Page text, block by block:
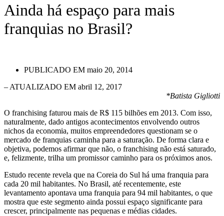
Ainda há espaço para mais
franquias no Brasil?
PUBLICADO EM maio 20, 2014
– ATUALIZADO EM abril 12, 2017
*Batista Gigliotti
O franchising faturou mais de R$ 115 bilhões em 2013. Com isso,
naturalmente, dado antigos acontecimentos envolvendo outros
nichos da economia, muitos empreendedores questionam se o
mercado de franquias caminha para a saturação. De forma clara e
objetiva, podemos afirmar que não, o franchising não está saturado,
e, felizmente, trilha um promissor caminho para os próximos anos.
Estudo recente revela que na Coreia do Sul há uma franquia para
cada 20 mil habitantes. No Brasil, até recentemente, este
levantamento apontava uma franquia para 94 mil habitantes, o que
mostra que este segmento ainda possui espaço significante para
crescer, principalmente nas pequenas e médias cidades.